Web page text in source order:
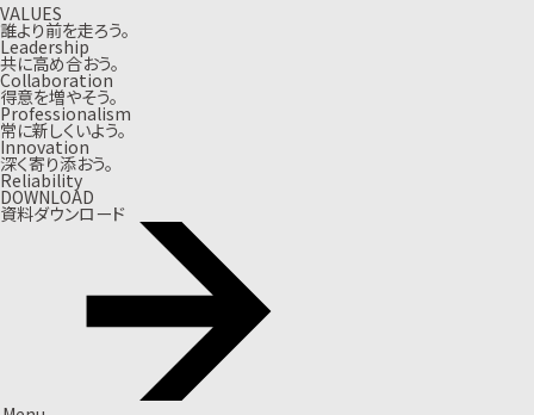
VALUES
誰より前を走ろう。
Leadership
共に高め合おう。
Collaboration
得意を増やそう。
Professionalism
常に新しくいよう。
Innovation
深く寄り添おう。
Reliability
DOWNLOAD
資料ダウンロード